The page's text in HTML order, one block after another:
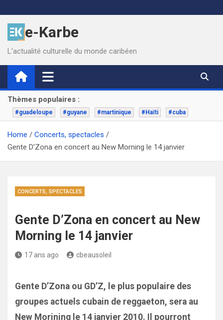
to
contente-Karbe
L'actualité culturelle du monde caribéen
Thèmes populaires :
#guadeloupe #guyane #martinique #Haïti #cuba
Home
Concerts, spectacles
Gente D’Zona en concert au New Morning le 14 janvier
CONCERTS, SPECTACLES
Gente D’Zona en concert au New
Morning le 14 janvier
17 ans ago cbeausoleil
Gente D’Zona ou GD’Z, le plus populaire des
groupes actuels cubain de reggaeton, sera au
New Morining le 14 janvier 2010. Il pourront